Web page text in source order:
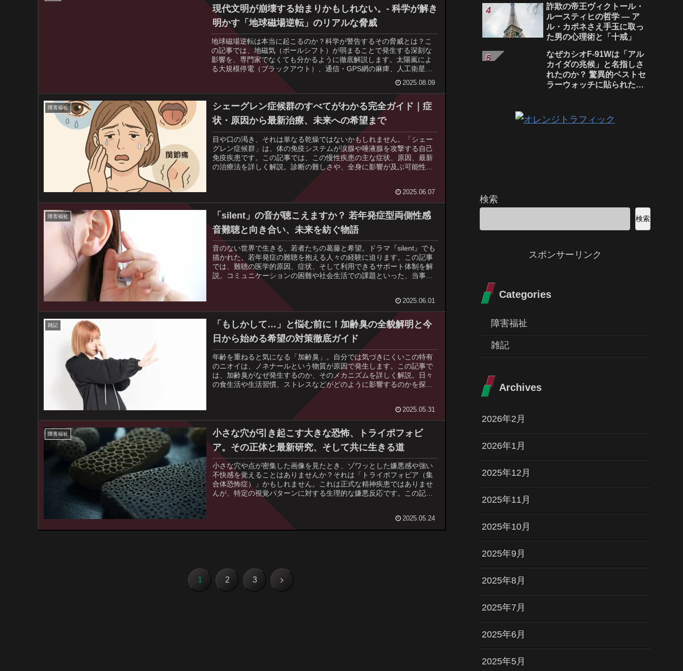
現代文明が崩壊する始まりかもしれない。- 科学が解き
明かす「地球磁場逆転」のリアルな脅威
地球磁場逆転は本当に起こるのか？科学が警告するその脅威とは？こ
の記事では、地磁気（ポールシフト）が弱まることで発生する深刻な
影響を、専門家でなくても分かるように徹底解説します。太陽嵐によ
る大規模停電（ブラックアウト）、通信・GPS網の麻痺、人工衛星の
全滅、そして宇宙放射線の増加による健康被害や生態系への打撃。こ
れは陰謀論や終末論ではありません。最新の研究データと過去の地質
学的証拠に基づき、地磁気逆転のメカニズム、現在の兆候（南大西洋
異常帯など）、そして私たちが直面する可能性のある未来のシナリオ
に迫ります。現代文明の脆弱性と、地球のダイナミズムを理解するた
めの一助となるはずです。
2025.08.09
障害福祉
シェーグレン症候群のすべてがわかる完全ガイド｜症
状・原因から最新治療、未来への希望まで
目や口の渇き、それは単なる乾燥ではないかもしれません。「シェー
グレン症候群」は、体の免疫システムが涙腺や唾液腺を攻撃する自己
免疫疾患です。この記事では、この慢性疾患の主な症状、原因、最新
の治療法を詳しく解説。診断の難しさや、全身に影響が及ぶ可能性に
ついても触れます。組織検査や血液検査などの診断基準、そして日々
の生活で症状と向き合い、希望を持って過ごすための具体的な情報を
提供し、病への理解を深めます。
2025.06.07
障害福祉
「silent」の音が聴こえますか？ 若年発症型両側性感
音難聴と向き合い、未来を紡ぐ物語
音のない世界で生きる、若者たちの葛藤と希望。ドラマ『silent』でも
描かれた、若年発症の難聴を抱える人々の経験に迫ります。この記事
では、難聴の医学的原因、症状、そして利用できるサポート体制を解
説。コミュニケーションの困難や社会生活での課題といった、当事者
が直面する感情的・社会的な側面を深く掘り下げます。周囲の理解と
共感がいかに重要であるか、そして難聴があっても充実した人生を送
る可能性についてお伝えします。
2025.06.01
雑記
「もしかして…」と悩む前に！加齢臭の全貌解明と今
日から始める希望の対策徹底ガイド
年齢を重ねると気になる「加齢臭」。自分では気づきにくいこの特有
のニオイは、ノネナールという物質が原因で発生します。この記事で
は、加齢臭がなぜ発生するのか、そのメカニズムを詳しく解説。日々
の食生活や生活習慣、ストレスなどがどのように影響するのかを探り
ます。そして、加齢臭の発生を抑えるための具体的な対策（入浴法、
衣類ケア）や、内側から改善するための予防法（食生活の見直し、運
動）を提案し、爽やかな毎日を送るためのヒントを提供します。2025.05.31
障害福祉
小さな穴が引き起こす大きな恐怖、トライポフォビ
ア。その正体と最新研究、そして共に生きる道
小さな穴や点が密集した画像を見たとき、ゾワッとした嫌悪感や強い
不快感を覚えることはありませんか？それは「トライポフォビア（集
合体恐怖症）」かもしれません。これは正式な精神疾患ではありませ
んが、特定の視覚パターンに対する生理的な嫌悪反応です。この記事
では、トライポフォビアの具体的な症状、なぜそのような感情が引き
起こされるのかという原因、そして克服のための対処法を解説。その
不思議な感覚の謎に迫り、あなたが抱えるかもしれない不快感の正体
を解き明かします。
2025.05.24
1 2 3 次
価値と、人生を豊かにする
実践ガイド
詐欺の帝王ヴィクトール・
ルースティヒの哲学 ― ア
ル・カポネさえ手玉に取っ
た男の心理術と「十戒」
なぜカシオF-91Wは「アル
カイダの兆候」と名指しさ
れたのか？ 驚異的ベストセ
ラーウォッチに貼られた、
検索
検索
スポンサーリンク
Categories
障害福祉
雑記
Archives
2026年2月
2026年1月
2025年12月
2025年11月
2025年10月
2025年9月
2025年8月
2025年7月
2025年6月
2025年5月